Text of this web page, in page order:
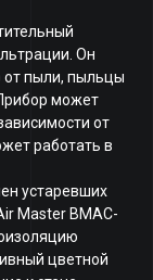
Он
от пыли, пыльцы
может
от
работать в
устаревших
Master BMAC-
цветной